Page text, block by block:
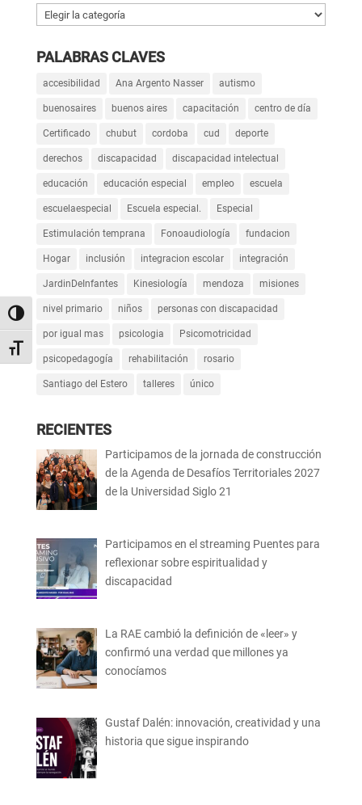
Alternar alto contraste
Alternar tamaño de letra
Categorías
PALABRAS CLAVES
accesibilidad Ana Argento Nasser autismo
buenosaires buenos aires capacitación centro de día
Certificado chubut cordoba cud deporte
derechos discapacidad discapacidad intelectual
educación educación especial empleo escuela
escuelaespecial Escuela especial. Especial
Estimulación temprana Fonoaudiología fundacion
Hogar inclusión integracion escolar integración
JardinDeInfantes Kinesiología mendoza misiones
nivel primario niños personas con discapacidad
por igual mas psicologia Psicomotricidad
psicopedagogía rehabilitación rosario
Santiago del Estero talleres único
RECIENTES
Participamos de la jornada de construcción
de la Agenda de Desafíos Territoriales 2027
de la Universidad Siglo 21
Participamos en el streaming Puentes para
reflexionar sobre espiritualidad y
discapacidad
La RAE cambió la definición de «leer» y
confirmó una verdad que millones ya
conocíamos
Gustaf Dalén: innovación, creatividad y una
historia que sigue inspirando